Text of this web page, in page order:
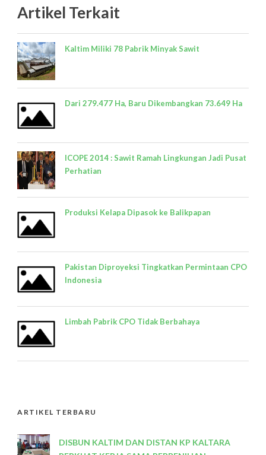
Artikel Terkait
Kaltim Miliki 78 Pabrik Minyak Sawit
Dari 279.477 Ha, Baru Dikembangkan 73.649 Ha
ICOPE 2014 : Sawit Ramah Lingkungan Jadi Pusat
Perhatian
Produksi Kelapa Dipasok ke Balikpapan
Pakistan Diproyeksi Tingkatkan Permintaan CPO
Indonesia
Limbah Pabrik CPO Tidak Berbahaya
ARTIKEL TERBARU
DISBUN KALTIM DAN DISTAN KP KALTARA